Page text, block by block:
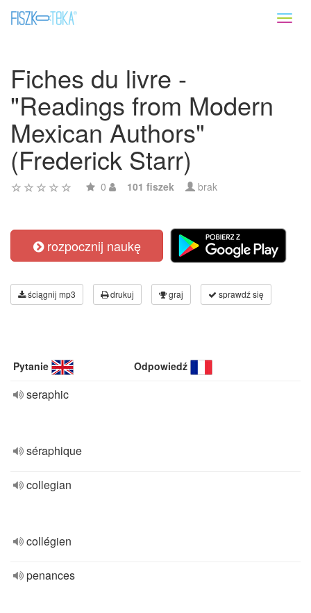
Fiches du livre -
"Readings from Modern
Mexican Authors"
(Frederick Starr)
0 101 fiszek brak
rozpocznij naukę
ściągnij mp3 drukuj graj sprawdź się
Pytanie Odpowiedź
seraphic
séraphique
collegian
collégien
penances